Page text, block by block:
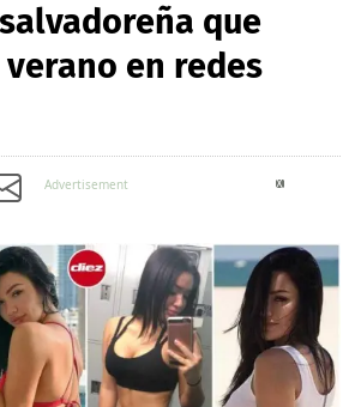
que
en redes
X